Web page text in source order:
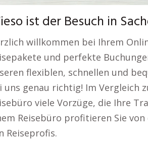
ist der Besuch in
willkommen bei Ihrem
und perfekte
flexiblen, schnellen und
uns genau richtig! Im Vergleich
viele Vorzüge, die Ihre
Reisebüro profitieren Sie
Reiseprofis.